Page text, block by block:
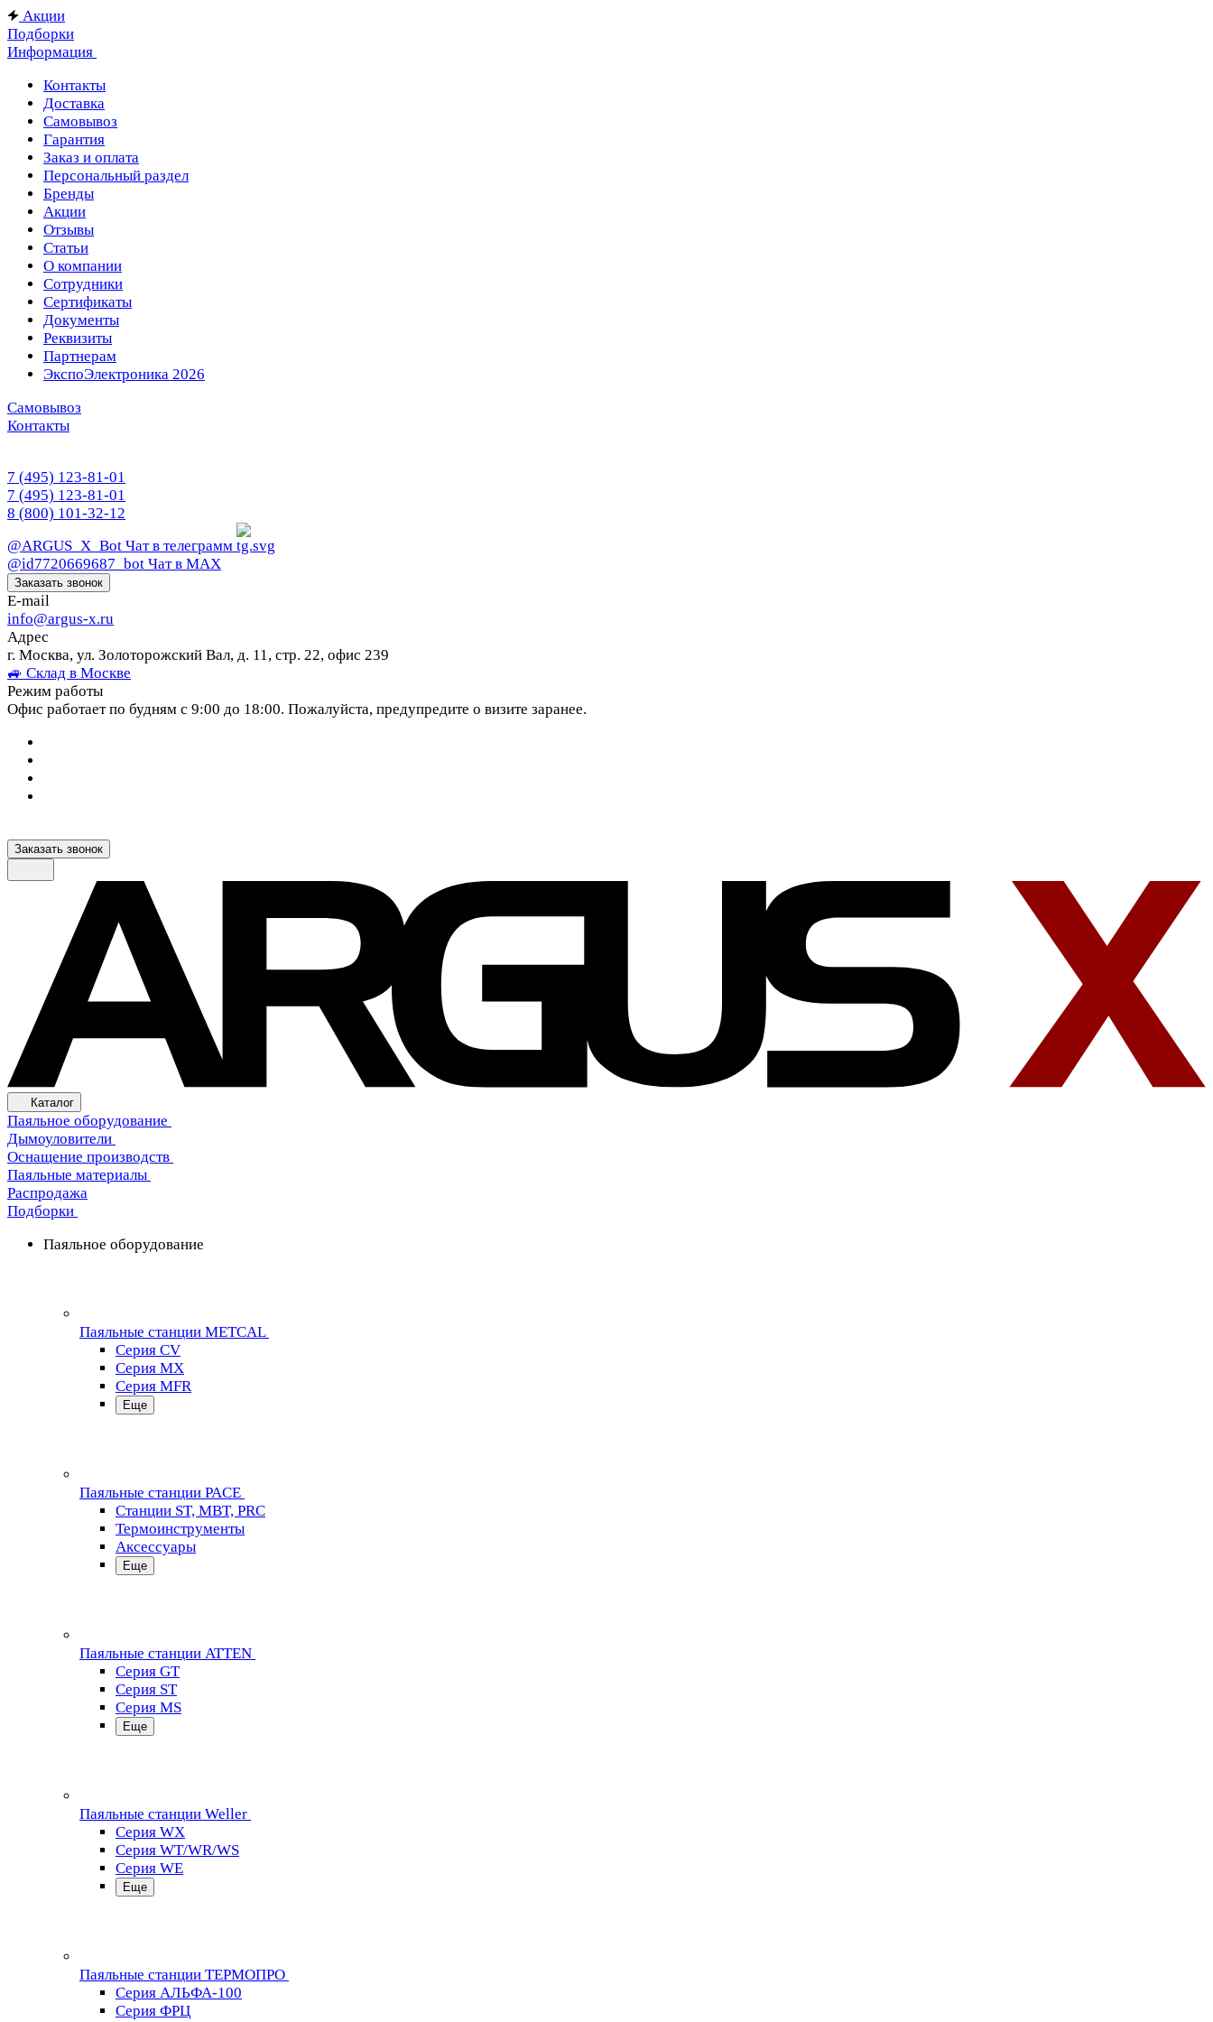
Акции
Подборки
Информация
Контакты
Доставка
Самовывоз
Гарантия
Заказ и оплата
Персональный раздел
Бренды
Акции
Отзывы
Статьи
О компании
Сотрудники
Сертификаты
Документы
Реквизиты
Партнерам
ЭкспоЭлектроника 2026
Самовывоз
Контакты
7 (495) 123-81-01
7 (495) 123-81-01
8 (800) 101-32-12
@ARGUS_X_Bot Чат в телеграмм
@id7720669687_bot Чат в МАХ
Заказать звонок
E-mail
info@argus-x.ru
Адрес
г. Москва, ул. Золоторожский Вал, д. 11, стр. 22, офис 239
🚙 Склад в Москве
Режим работы
Офис работает по будням с 9:00 до 18:00. Пожалуйста, предупредите о визите заранее.
Заказать звонок
Каталог
Паяльное оборудование
Дымоуловители
Оснащение производств
Паяльные материалы
Распродажа
Подборки
Паяльное оборудование
Паяльные станции METCAL
Серия CV
Серия MX
Серия MFR
Еще
Паяльные станции PACE
Станции ST, MBT, PRC
Термоинструменты
Аксессуары
Еще
Паяльные станции ATTEN
Серия GT
Серия ST
Серия MS
Еще
Паяльные станции Weller
Серия WX
Серия WT/WR/WS
Серия WE
Еще
Паяльные станции ТЕРМОПРО
Серия АЛЬФА-100
Серия ФРЦ